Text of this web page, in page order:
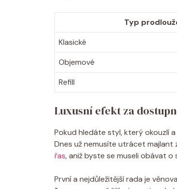
Typ
Klasické
Objemové
Refill
Luxusní efekt za⁢
Pokud‍ hledáte styl, který⁤ okouzlí
Dnes už nemusíte ‌utrácet ⁣majlant
řas, aniž​ byste⁤ se ‍museli obávat⁣
První a nejdůležitější rada je